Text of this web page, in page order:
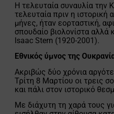
Η τελευταία συναυλία την
τελευταία πριν η ιστορική
μήνες, ήταν εορταστική,
σπουδαίο βιολονίστα αλλά
Isaac Stern (1920-2001).
Εθνικός ύμνος της
Ακριβώς δύο χρόνια
Τρίτη 8 Μαρτίου οι τρεις
και πάλι στον ιστορικό
Με διάχυτη τη χαρά τους